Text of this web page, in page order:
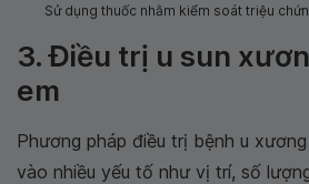
Sử dụng thuốc nhằm kiểm soát triệu
3. Điều trị u sun
em
Phương pháp điều trị bệnh u
vào nhiều yếu tố như vị trí, số